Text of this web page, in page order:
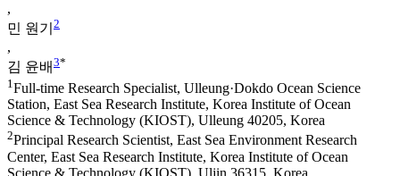
,
민 원기 2
,
김 윤배 3*
1 Full-time Research Specialist, Ulleung·Dokdo Ocean Science
Station, East Sea Research Institute, Korea Institute of Ocean
Science & Technology (KIOST), Ulleung 40205, Korea
2Principal Research Scientist, East Sea Environment Research
Center, East Sea Research Institute, Korea Institute of Ocean
Science & Technology (KIOST), Uljin 36315, Korea